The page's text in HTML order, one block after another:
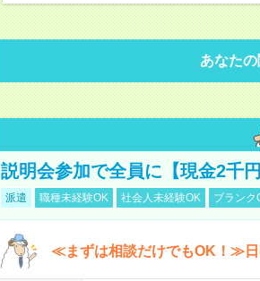
あなた
説明会参加で全員に【現金2千
派遣 職種未経験OK 社会人未経験OK ブランク
≪まずは相談だけでもOK！≫日